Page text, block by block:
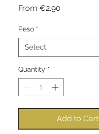
From €2.90
Peso *
Quantity *
Add to Cart